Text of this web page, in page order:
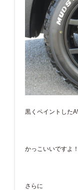
黒くペイントした
かっこいいですよ！
さらに